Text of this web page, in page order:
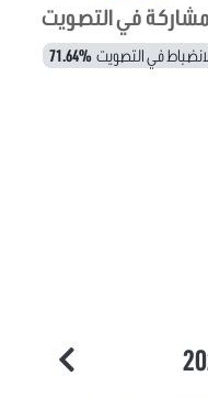
في التصويت
في التصويت 71.64%